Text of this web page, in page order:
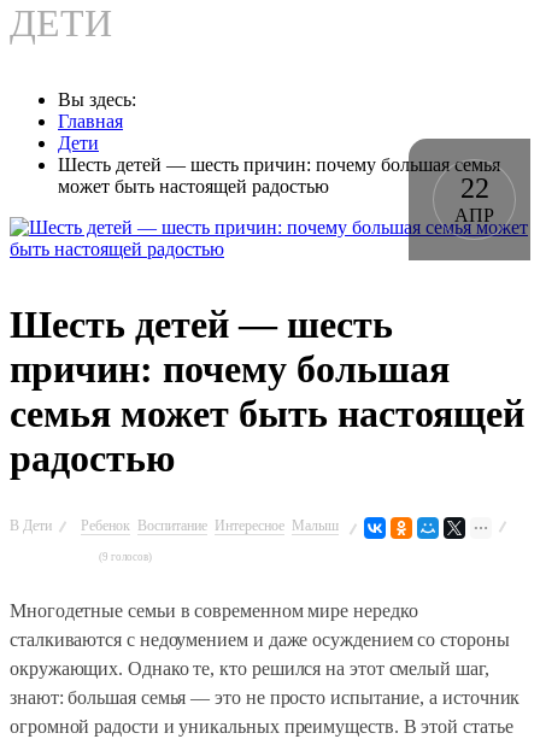
ДЕТИ
Вы здесь:
Главная
Дети
Шесть детей — шесть причин: почему большая семья
может быть настоящей радостью
22
АПР
Шесть детей — шесть
причин: почему большая
семья может быть настоящей
радостью
В Дети Ребенок Воспитание Интересное Малыш
(9 голосов)
Многодетные семьи в современном мире нередко
сталкиваются с недоумением и даже осуждением со стороны
окружающих. Однако те, кто решился на этот смелый шаг,
знают: большая семья — это не просто испытание, а источник
огромной радости и уникальных преимуществ. В этой статье